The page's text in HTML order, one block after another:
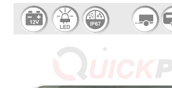
HUPEN